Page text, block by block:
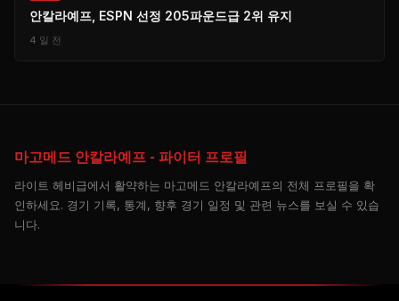
안칼라예프, ESPN 선정 205파운드급 2위 유지
4 일 전
마고메드 안칼라예프 - 파이터 프로필
라이트 헤비급에서 활약하는 마고메드 안칼라예프의 전체 프로필을 확
인하세요. 경기 기록, 통계, 향후 경기 일정 및 관련 뉴스를 보실 수 있습
니다.